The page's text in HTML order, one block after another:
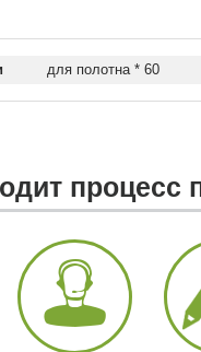
для полотна * 60
процесс